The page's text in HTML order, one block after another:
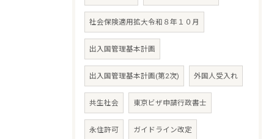
社会保険適用拡大令和８年１０月
出入国管理基本計画
出入国管理基本計画(第2次) 外国人受入れ
共生社会 東京ビザ申請行政書士
永住許可 ガイドライン改定